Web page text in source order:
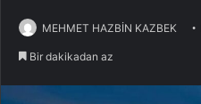
MEHMET HAZBİN KAZBEK
Bir dakikadan az